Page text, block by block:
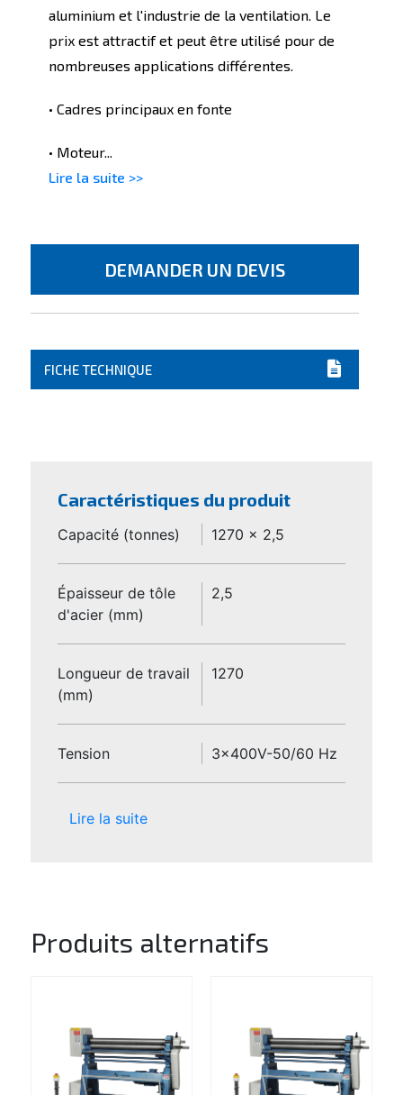
aluminium et l'industrie de la ventilation. Le
prix est attractif et peut être utilisé pour de
nombreuses applications différentes.
• Cadres principaux en fonte
• Moteur...
Lire la suite >>
DEMANDER UN DEVIS
FICHE TECHNIQUE
Caractéristiques du produit
Capacité (tonnes) 1270 x 2,5
Épaisseur de tôle
d'acier (mm)
2,5
Longueur de travail
(mm)
1270
Tension 3x400V-50/60 Hz
Lire la suite
Produits alternatifs